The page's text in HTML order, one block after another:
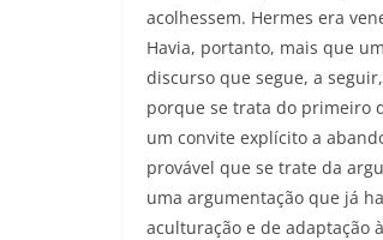
acolhessem. Hermes era
Havia, portanto, mais que
discurso que segue, a
porque se trata do primeiro
um convite explícito a
provável que se trate da
uma argumentação que já
aculturação e de adaptação